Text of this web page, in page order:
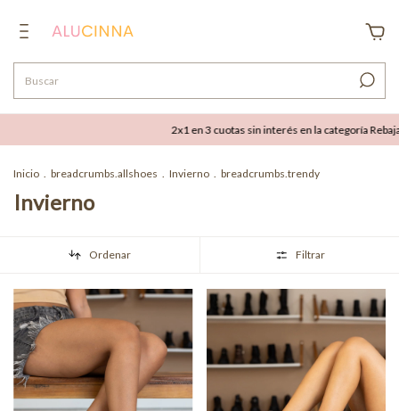
2x1 en 3 cuotas sin interés en la categoría Rebajas
Inicio . breadcrumbs.allshoes . Invierno . breadcrumbs.trendy
Invierno
Ordenar Filtrar